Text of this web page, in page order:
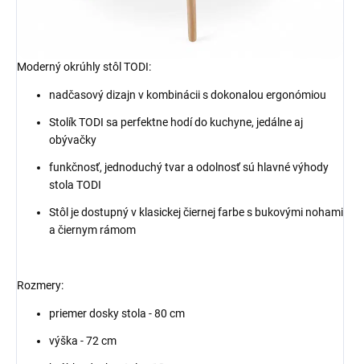
Moderný okrúhly stôl TODI:
nadčasový dizajn v kombinácii s dokonalou ergonómiou
Stolík TODI sa perfektne hodí do kuchyne, jedálne aj
obývačky
funkčnosť, jednoduchý tvar a odolnosť sú hlavné výhody
stola TODI
Stôl je dostupný v klasickej čiernej farbe s bukovými nohami
a čiernym rámom
Rozmery:
priemer dosky stola - 80 cm
výška - 72 cm